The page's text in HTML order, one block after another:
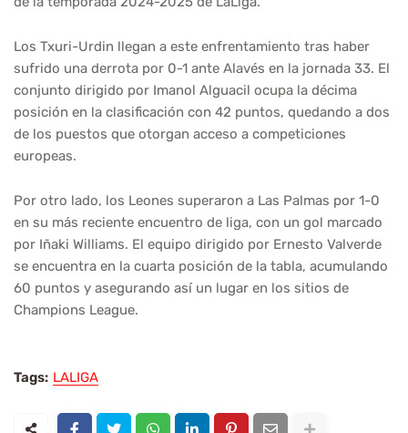
Los Txuri-Urdin llegan a este enfrentamiento tras haber
sufrido una derrota por 0-1 ante Alavés en la jornada 33. El
conjunto dirigido por Imanol Alguacil ocupa la décima
posición en la clasificación con 42 puntos, quedando a dos
de los puestos que otorgan acceso a competiciones
europeas.
Por otro lado, los Leones superaron a Las Palmas por 1-0
en su más reciente encuentro de liga, con un gol marcado
por Iñaki Williams. El equipo dirigido por Ernesto Valverde
se encuentra en la cuarta posición de la tabla, acumulando
60 puntos y asegurando así un lugar en los sitios de
Champions League.
Tags: LALIGA